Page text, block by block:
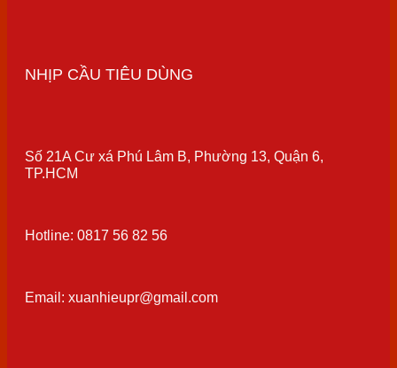
NHỊP CẦU TIÊU DÙNG
Số 21A Cư xá Phú Lâm B, Phường 13, Quận 6,
TP.HCM
Hotline: 0817 56 82 56
Email: xuanhieupr@gmail.com